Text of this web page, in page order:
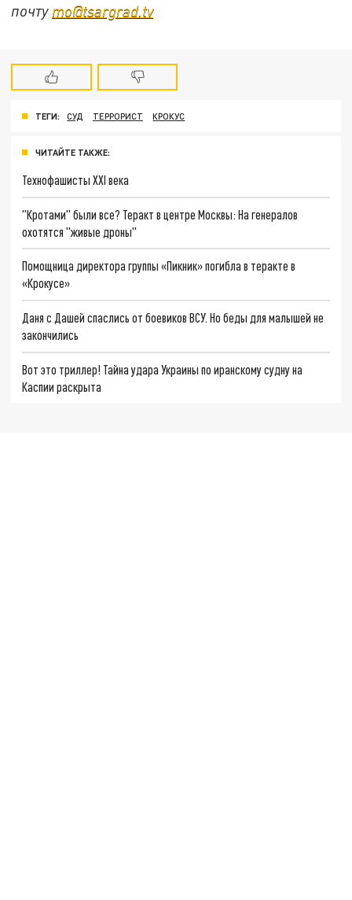
почту mo@tsargrad.tv
ТЕГИ: СУД ТЕРРОРИСТ КРОКУС
ЧИТАЙТЕ ТАКЖЕ:
Технофашисты XXI века
"Кротами" были все? Теракт в центре Москвы: На генералов
охотятся "живые дроны"
Помощница директора группы «Пикник» погибла в теракте в
«Крокусе»
Даня с Дашей спаслись от боевиков ВСУ. Но беды для малышей не
закончились
Вот это триллер! Тайна удара Украины по иранскому судну на
Каспии раскрыта